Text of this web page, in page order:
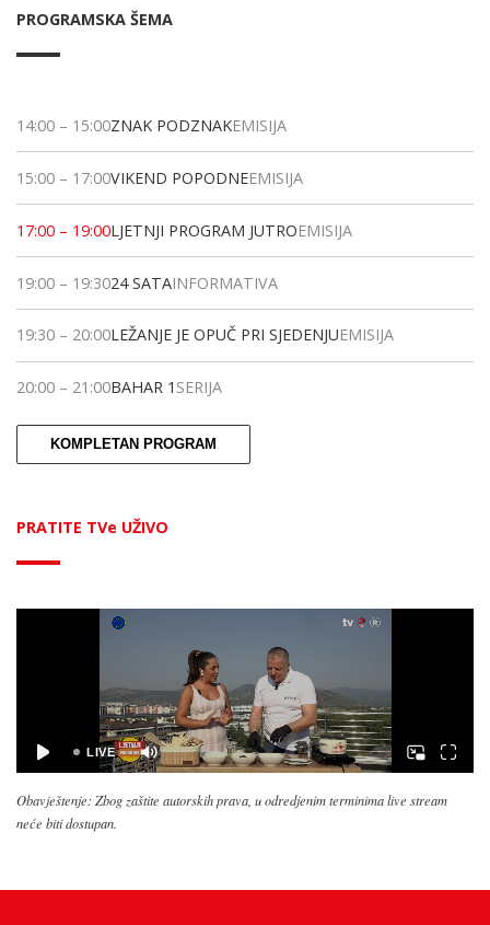
PROGRAMSKA ŠEMA
14:00 – 15:00ZNAK PODZNAKEMISIJA
15:00 – 17:00VIKEND POPODNEEMISIJA
17:00 – 19:00LJETNJI PROGRAM JUTROEMISIJA
19:00 – 19:3024 SATAINFORMATIVA
19:30 – 20:00LEŽANJE JE OPUČ PRI SJEDENJUEMISIJA
20:00 – 21:00BAHAR 1 SERIJA
KOMPLETAN PROGRAM
PRATITE TVe UŽIVO
Obavještenje: Zbog zaštite autorskih prava, u odredjenim terminima live stream
neće biti dostupan.